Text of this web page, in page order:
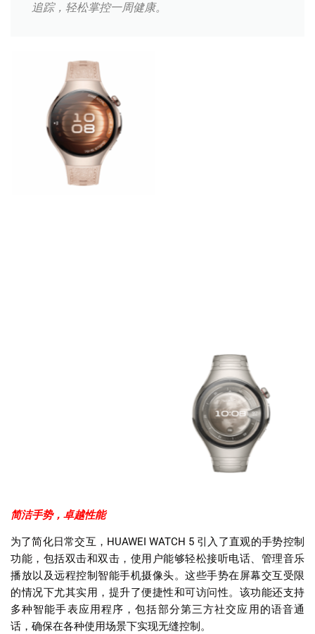
追踪，轻松掌控一周健康。
简洁手势，卓越性能
为了简化日常交互， HUAWEI WATCH 5 引入了直观的手势控制
功能，包括双击和双击，使用户能够轻松接听电话、管理音乐
播放以及远程控制智能手机摄像头。这些手势在屏幕交互受限
的情况下尤其实用，提升了便捷性和可访问性。该功能还支持
多种智能手表应用程序，包括部分第三方社交应用的语音通
话，确保在各种使用场景下实现无缝控制。